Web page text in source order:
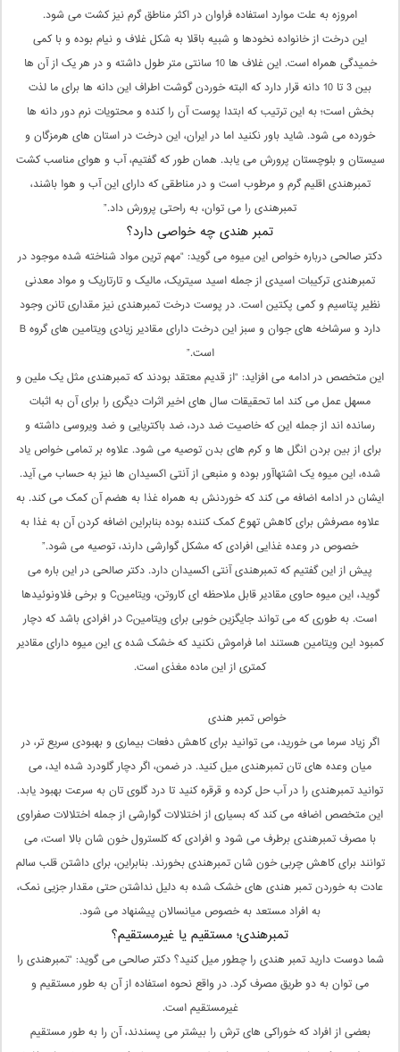
امروزه به علت موارد استفاده‌ فراوان در اکثر مناطق گرم نیز کشت می ‌شود.
این درخت از خانواده‌ نخودها و شبیه باقلا به شکل غلاف و نیام بوده و با کمی
خمیدگی همراه است. این غلاف ‌ها 10 سانتی ‌متر طول داشته و در هر یک از آن ها
بین 3 تا 10 دانه قرار دارد که البته خوردن گوشت اطراف این دانه‌ ها برای ما لذت
بخش است؛ به این ترتیب که ابتدا پوست آن را کنده و محتویات نرم دور دانه‌ ها
خورده می ‌شود. شاید باور نکنید اما در ایران، این درخت در استان‌ های هرمزگان و
سیستان و بلوچستان پرورش می ‌یابد. همان طور که گفتیم، آب و هوای مناسب کشت
تمبرهندی اقلیم گرم و مرطوب است و در مناطقی که دارای این آب و هوا باشند،
تمبرهندی را می‌ توان، به راحتی پرورش داد.”
تمبر هندی چه خواصی دارد؟
دکتر صالحی درباره خواص این میوه می ‌گوید: “مهم ‌ترین مواد شناخته‌ شده موجود در
تمبرهندی ترکیبات اسیدی از جمله اسید سیتریک، مالیک و تارتاریک و مواد معدنی
نظیر پتاسیم و کمی پکتین است. در پوست درخت تمبرهندی نیز مقداری تانن وجود
دارد و سرشاخه ‌های جوان و سبز این درخت دارای مقادیر زیادی ویتامین‌ های گروه B
است.”
این متخصص در ادامه می ‌افزاید: “از قدیم معتقد بودند که تمبرهندی مثل یک ‌ملین و
مسهل عمل می ‌کند اما تحقیقات سال‌ های اخیر اثرات دیگری را برای آن به اثبات
رسانده اند از جمله این که خاصیت ضد درد، ضد باکتریایی و ضد ویروسی داشته و
برای از بین بردن انگل ‌ها و کرم‌ های بدن توصیه می ‌شود. علاوه بر تمامی خواص یاد
شده، این میوه یک اشتها‌آور بوده و منبعی از آنتی ‌اکسیدان ‌ها نیز به حساب می ‌آید.
ایشان در ادامه اضافه می‌ کند که خوردنش به همراه غذا به هضم آن کمک می ‌کند. به
علاوه مصرفش برای کاهش تهوع کمک ‌کننده بوده بنابراین اضافه کردن آن به غذا به
خصوص در وعده غذایی افرادی که مشکل گوارشی دارند، توصیه می ‌شود.”
پیش از این گفتیم که تمبرهندی آنتی اکسیدان دارد. دکتر صالحی در این باره می
‌گوید، این میوه حاوی مقادیر قابل ملاحظه ای کاروتن، ویتامینC و برخی فلاونوئیدها
است. به طوری که می ‌تواند جایگزین خوبی برای ویتامینC در افرادی باشد که دچار
کمبود این ویتامین هستند اما فراموش نکنید که خشک شده ی این میوه دارای مقادیر
کمتری از این ماده مغذی است.
خواص تمبر هندی
اگر زیاد سرما می‌ خورید، می‌ توانید برای کاهش دفعات بیماری و بهبودی سریع ‌تر، در
میان وعده‌ های تان تمبرهندی میل کنید. در ضمن، اگر دچار گلودرد شده ‌اید، می‌
توانید تمبرهندی را در آب حل کرده و قرقره کنید تا درد گلوی تان به سرعت بهبود یابد.
این متخصص اضافه می ‌کند که بسیاری از اختلالات گوارشی از جمله اختلالات صفراوی
با مصرف تمبرهندی برطرف می ‌شود و افرادی که کلسترول خون ‌شان بالا است، می
‌توانند برای کاهش چربی خون شان تمبرهندی بخورند. بنابراین، برای داشتن قلب سالم
عادت به خوردن تمبر هندی ‌های خشک شده به دلیل نداشتن حتی مقدار جزیی نمک،
به افراد مستعد به خصوص میانسالان پیشنهاد می‌ شود.
تمبرهندی؛ مستقیم یا غیرمستقیم؟
شما دوست دارید تمبر هندی را چطور میل کنید؟ دکتر صالحی می ‌گوید: “تمبرهندی را
می ‌توان به دو طریق مصرف کرد. در واقع نحوه استفاده از آن به طور مستقیم و
غیرمستقیم است.
بعضی از افراد که خوراکی ‌های ترش را بیشتر می‌ پسندند، آن را به طور مستقیم